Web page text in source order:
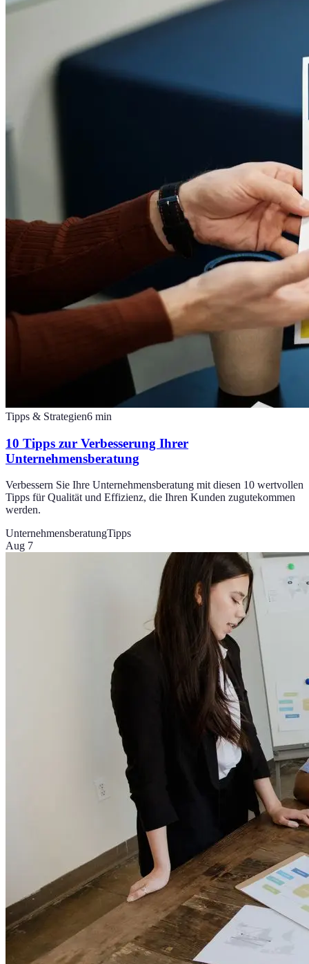
Tipps & Strategien6 min
10 Tipps zur Verbesserung Ihrer
Unternehmensberatung
Verbessern Sie Ihre Unternehmensberatung mit diesen 10 wertvollen
Tipps für Qualität und Effizienz, die Ihren Kunden zugutekommen
werden.
UnternehmensberatungTipps
Aug 7